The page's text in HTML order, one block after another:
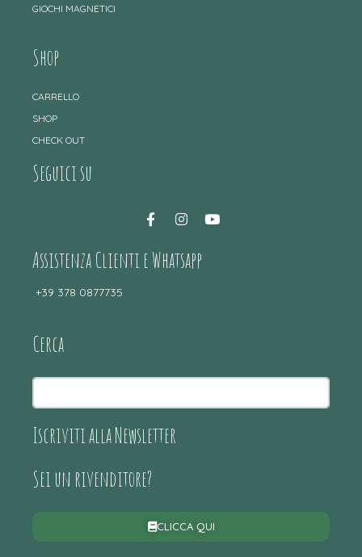
GIOCHI MAGNETICI
Shop
CARRELLO
SHOP
CHECK OUT
Seguici su
Assistenza Clienti e Whatsapp
+39 378 0877735
Cerca
Iscriviti alla Newsletter
Sei un rivenditore?
CLICCA QUI